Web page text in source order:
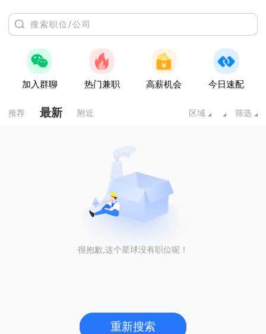
加入群聊 热门兼职 高薪机会 今日速配
推荐 最新 附近 区域 筛选
很抱歉,这个星球没有职位呢！
重新搜索